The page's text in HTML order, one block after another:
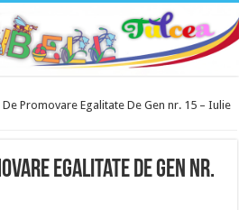
Promovare Egalitate De Gen nr. 15 – Iulie
Egalitate De Gen nr.